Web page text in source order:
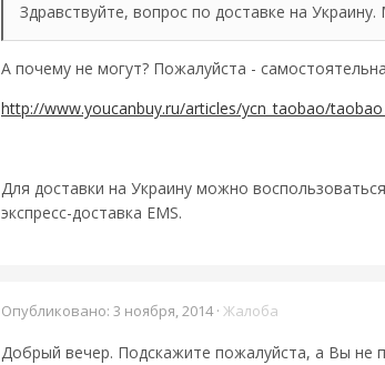
Здравствуйте, вопрос по доставке на
А почему не могут? Пожалуйста -
http://www.youcanbuy.ru/articles/ycn_taobao/
Для доставки на Украину можно
экспресс-доставка EMS.
Опубликовано: 3 ноября, 2014· Жалоба
Добрый вечер. Подскажите пожалуйста, а Вы не